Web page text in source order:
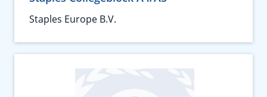
Staples Europe B.V.